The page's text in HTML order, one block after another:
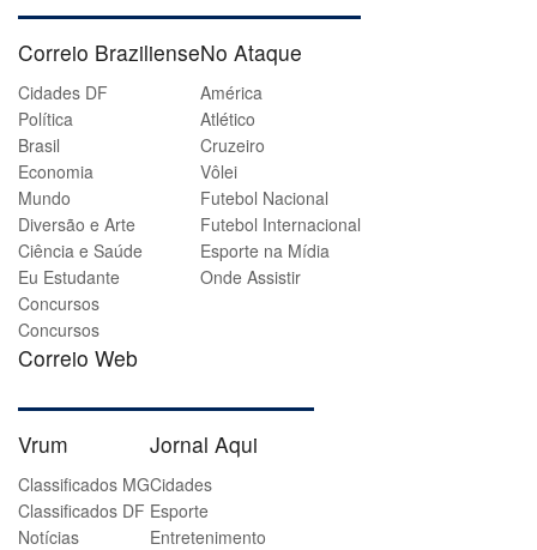
Correio Braziliense
Cidades DF
Política
Brasil
Economia
Mundo
Diversão e Arte
Ciência e Saúde
Eu Estudante
Concursos
Concursos
Correio Web
No Ataque
América
Atlético
Cruzeiro
Vôlei
Futebol Nacional
Futebol Internacional
Esporte na Mídia
Onde Assistir
Vrum
Classificados MG
Classificados DF
Notícias
Jornal Aqui
Cidades
Esporte
Entretenimento